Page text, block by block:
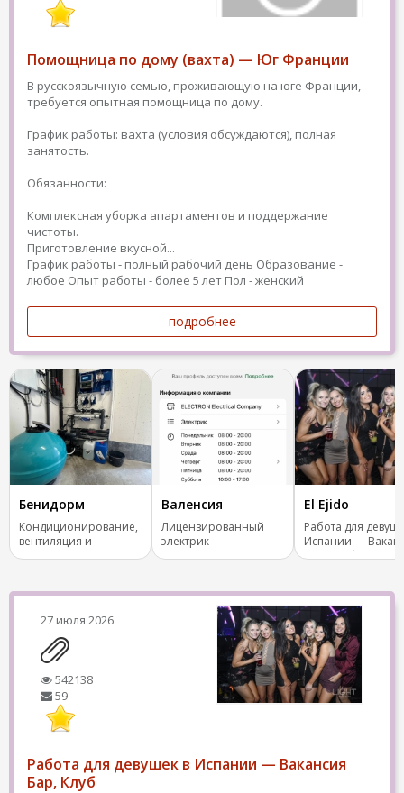
Помощница по дому (вахта) — Юг Франции
В русскоязычную семью, проживающую на юге Франции,
требуется опытная помощница по дому.
График работы: вахта (условия обсуждаются), полная
занятость.
Обязанности:
Комплексная уборка апартаментов и поддержание
чистоты.
Приготовление вкусной...
График работы - полный рабочий день Образование -
любое Опыт работы - более 5 лет Пол - женский
подробнее
Бенидорм
Кондиционирование,
вентиляция и
отопление.
Валенсия
Лицензированный
электрик
El Ejido
Работа для
Испании —
Бар, Клуб
27 июля 2026
542138
59
Работа для девушек в Испании — Вакансия
Бар, Клуб